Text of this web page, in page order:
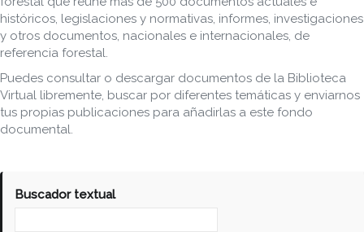
históricos, legislaciones y normativas, informes, investigaciones
y otros documentos, nacionales e internacionales, de
referencia forestal.
Puedes consultar o descargar documentos de la Biblioteca
Virtual libremente, buscar por diferentes temáticas y enviarnos
tus propias publicaciones para añadirlas a este fondo
documental.
Buscador textual